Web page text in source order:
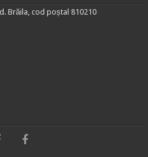
Brăila, cod poștal 810210